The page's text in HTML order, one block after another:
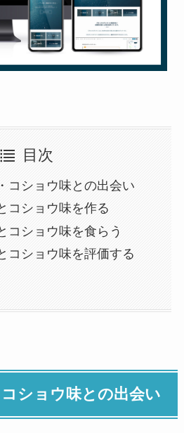
目次
ショウ味との出会い
ショウ味を作る
ショウ味を食らう
ショウ味を評価する
ショウ味との出会い